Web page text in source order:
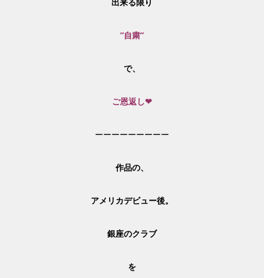
”自粛”
で、
ご恩返し❤
ーーーーーーーーー
作品の、
アメリカデビュー後。
銀座のクラブ
を